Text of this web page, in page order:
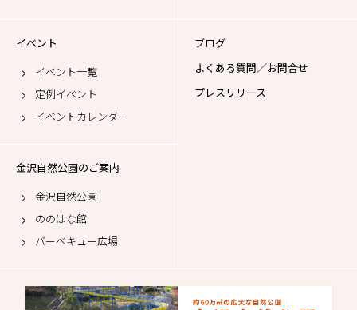
イベント
イベント一覧
定例イベント
イベントカレンダー
ブログ
よくある質問／お問合せ
プレスリリース
金沢自然公園のご案内
金沢自然公園
ののはな館
バーベキュー広場